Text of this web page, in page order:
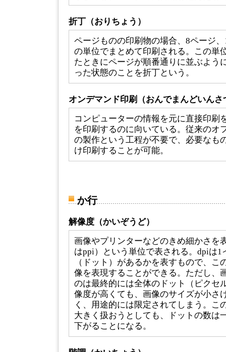
折丁（おりちょう）
ページものの印刷物の場合、8ページ
の単位でまとめて印刷される。この単
たときにページが順番通りに並ぶよう
った状態のことを折丁という。
オンデマンド印刷（おんでまんどいんさ
コンピューターの情報を元に直接印刷
を印刷するのに向いている。従来のオ
の製作という工程が不要で、必要なも
け印刷することが可能。
か行
解像度（かいぞうど）
画像やプリンターなどのきめ細かさを
はppi）という単位で表される。dpiは1
（ドット）があるかを表すもので、こ
像を表現することができる。ただし、
のは最終的には全体のドット（ピクセ
像度が高くても、画像のサイズが小さ
く、用途的には限定されてしまう。こ
大きく扱おうとしても、ドットの数は
下がることになる。